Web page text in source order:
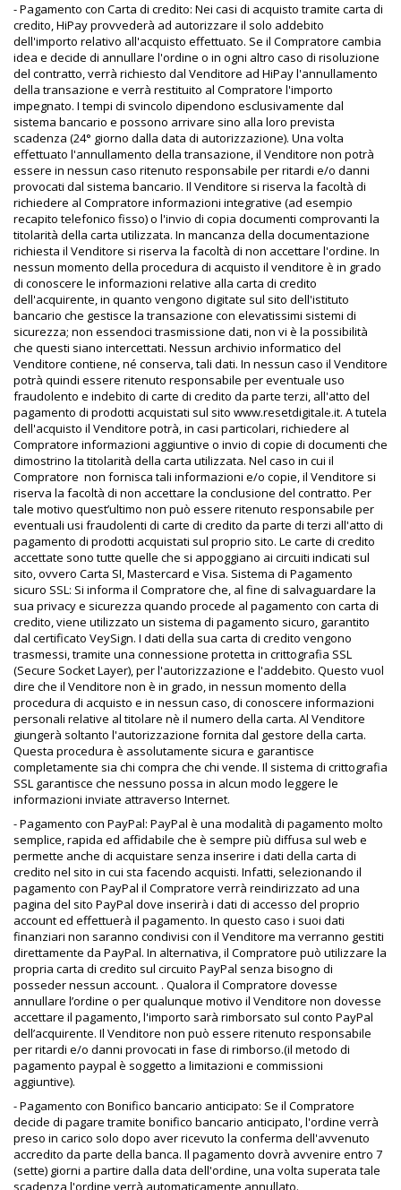
- Pagamento con Carta di credito: Nei casi di acquisto tramite carta di
credito, HiPay provvederà ad autorizzare il solo addebito
dell'importo relativo all'acquisto effettuato. Se il Compratore cambia
idea e decide di annullare l'ordine o in ogni altro caso di risoluzione
del contratto, verrà richiesto dal Venditore ad HiPay l'annullamento
della transazione e verrà restituito al Compratore l'importo
impegnato. I tempi di svincolo dipendono esclusivamente dal
sistema bancario e possono arrivare sino alla loro prevista
scadenza (24° giorno dalla data di autorizzazione). Una volta
effettuato l'annullamento della transazione, il Venditore non potrà
essere in nessun caso ritenuto responsabile per ritardi e/o danni
provocati dal sistema bancario. Il Venditore si riserva la facoltà di
richiedere al Compratore informazioni integrative (ad esempio
recapito telefonico fisso) o l'invio di copia documenti comprovanti la
titolarità della carta utilizzata. In mancanza della documentazione
richiesta il Venditore si riserva la facoltà di non accettare l'ordine. In
nessun momento della procedura di acquisto il venditore è in grado
di conoscere le informazioni relative alla carta di credito
dell'acquirente, in quanto vengono digitate sul sito dell'istituto
bancario che gestisce la transazione con elevatissimi sistemi di
sicurezza; non essendoci trasmissione dati, non vi è la possibilità
che questi siano intercettati. Nessun archivio informatico del
Venditore contiene, né conserva, tali dati. In nessun caso il Venditore
potrà quindi essere ritenuto responsabile per eventuale uso
fraudolento e indebito di carte di credito da parte terzi, all'atto del
pagamento di prodotti acquistati sul sito www.resetdigitale.it. A tutela
dell'acquisto il Venditore potrà, in casi particolari, richiedere al
Compratore informazioni aggiuntive o invio di copie di documenti che
dimostrino la titolarità della carta utilizzata. Nel caso in cui il
Compratore non fornisca tali informazioni e/o copie, il Venditore si
riserva la facoltà di non accettare la conclusione del contratto. Per
tale motivo quest’ultimo non può essere ritenuto responsabile per
eventuali usi fraudolenti di carte di credito da parte di terzi all'atto di
pagamento di prodotti acquistati sul proprio sito. Le carte di credito
accettate sono tutte quelle che si appoggiano ai circuiti indicati sul
sito, ovvero Carta SI, Mastercard e Visa. Sistema di Pagamento
sicuro SSL: Si informa il Compratore che, al fine di salvaguardare la
sua privacy e sicurezza quando procede al pagamento con carta di
credito, viene utilizzato un sistema di pagamento sicuro, garantito
dal certificato VeySign. I dati della sua carta di credito vengono
trasmessi, tramite una connessione protetta in crittografia SSL
(Secure Socket Layer), per l'autorizzazione e l'addebito. Questo vuol
dire che il Venditore non è in grado, in nessun momento della
procedura di acquisto e in nessun caso, di conoscere informazioni
personali relative al titolare nè il numero della carta. Al Venditore
giungerà soltanto l'autorizzazione fornita dal gestore della carta.
Questa procedura è assolutamente sicura e garantisce
completamente sia chi compra che chi vende. Il sistema di crittografia
SSL garantisce che nessuno possa in alcun modo leggere le
informazioni inviate attraverso Internet.
- Pagamento con PayPal: PayPal è una modalità di pagamento molto
semplice, rapida ed affidabile che è sempre più diffusa sul web e
permette anche di acquistare senza inserire i dati della carta di
credito nel sito in cui sta facendo acquisti. Infatti, selezionando il
pagamento con PayPal il Compratore verrà reindirizzato ad una
pagina del sito PayPal dove inserirà i dati di accesso del proprio
account ed effettuerà il pagamento. In questo caso i suoi dati
finanziari non saranno condivisi con il Venditore ma verranno gestiti
direttamente da PayPal. In alternativa, il Compratore può utilizzare la
propria carta di credito sul circuito PayPal senza bisogno di
posseder nessun account. . Qualora il Compratore dovesse
annullare l’ordine o per qualunque motivo il Venditore non dovesse
accettare il pagamento, l'importo sarà rimborsato sul conto PayPal
dell’acquirente. Il Venditore non può essere ritenuto responsabile
per ritardi e/o danni provocati in fase di rimborso.(il metodo di
pagamento paypal è soggetto a limitazioni e commissioni
aggiuntive).
- Pagamento con Bonifico bancario anticipato: Se il Compratore
decide di pagare tramite bonifico bancario anticipato, l'ordine verrà
preso in carico solo dopo aver ricevuto la conferma dell'avvenuto
accredito da parte della banca. Il pagamento dovrà avvenire entro 7
(sette) giorni a partire dalla data dell'ordine, una volta superata tale
scadenza l'ordine verrà automaticamente annullato.